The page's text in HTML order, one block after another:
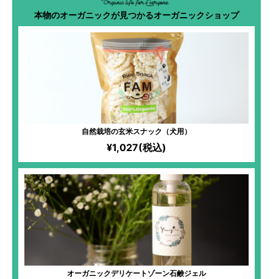
本物のオーガニックが見つかるオーガニックショップ
自然栽培の玄米スナック（犬用）
¥1,027(税込)
オーガニックデリケートゾーン石鹸ジェル